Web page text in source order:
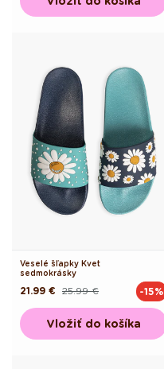
Veselé šľapky Kvet
sedmokrásky
Pôvodná25.99 €
Akciová
21.99 € -15%
Vložiť do košíka